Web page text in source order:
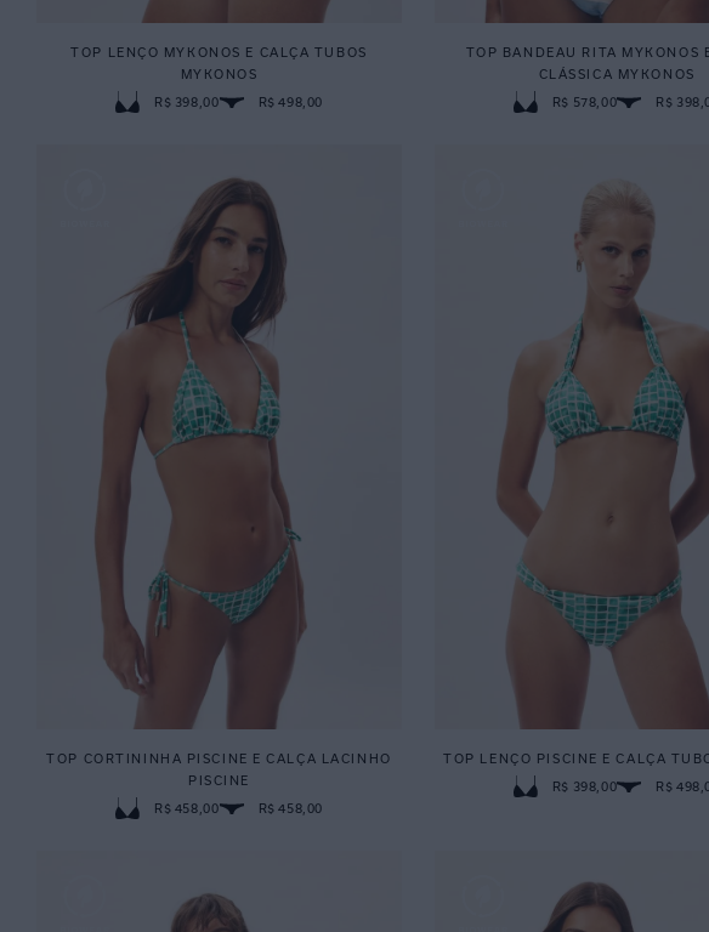
TOP LENÇO MYKONOS E CALÇA TUBOS
MYKONOS
R$ 398,00
R$ 498,00
TOP BANDEAU RITA MYKONOS
CLÁSSICA MYKONOS
R$ 578,00
R$
TOP CORTININHA PISCINE E CALÇA LACINHO
PISCINE
R$ 458,00
R$ 458,00
TOP LENÇO PISCINE E CALÇA
R$ 398,00
R$